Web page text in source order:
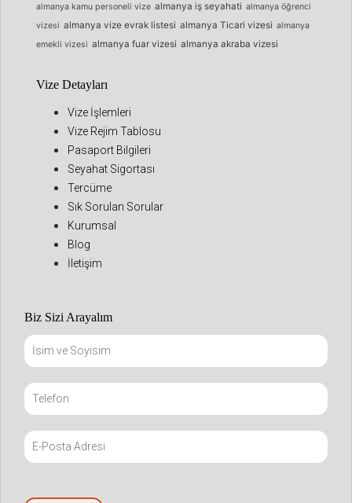
almanya kamu personeli vize almanya iş seyahati almanya öğrenci
vizesi almanya vize evrak listesi almanya Ticari vizesi almanya
emekli vizesi almanya fuar vizesi almanya akraba vizesi
Vize Detayları
Vize İşlemleri
Vize Rejim Tablosu
Pasaport Bilgileri
Seyahat Sigortası
Tercüme
Sık Sorulan Sorular
Kurumsal
Blog
İletişim
Biz Sizi Arayalım